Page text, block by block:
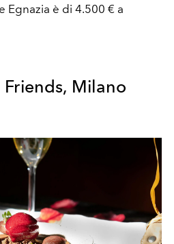
Egnazia è di 4.500 € a
Milano